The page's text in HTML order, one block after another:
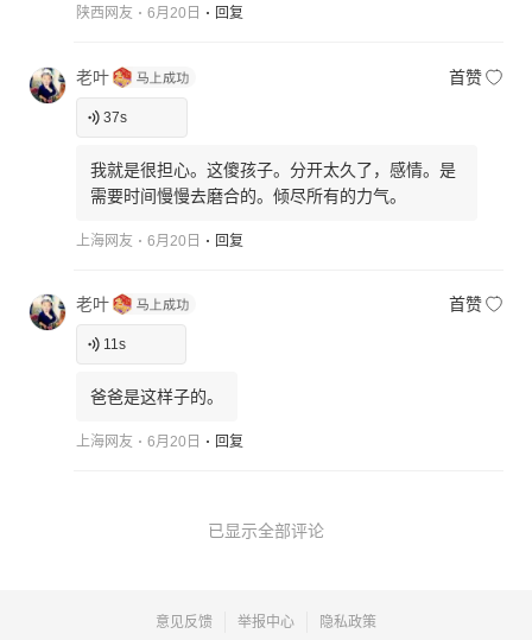
陕西网友 6月20日 回复
老叶 首赞
37s
我就是很担心。这傻孩子。分开太久了，感情。是
需要时间慢慢去磨合的。倾尽所有的力气。
上海网友 6月20日 回复
老叶 首赞
11s
爸爸是这样子的。
上海网友 6月20日 回复
已显示全部评论
意见反馈 举报中心 隐私政策